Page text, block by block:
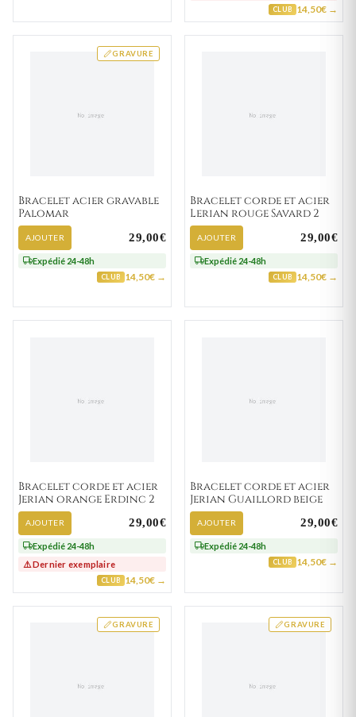
CLUB 14,50€ →
GRAVURE
Bracelet acier gravable
Palomar
AJOUTER 29,00€
Expédié 24-48h
CLUB 14,50€ →
Bracelet corde et acier
Lerian rouge Savard 2
AJOUTER 29,00€
Expédié 24-48h
CLUB 14,50€ →
Bracelet corde et acier
Jerian orange Erdinc 2
AJOUTER 29,00€
Expédié 24-48h
⚠️ Dernier exemplaire
CLUB 14,50€ →
Bracelet corde et acier
Jerian Guaillord beige
AJOUTER 29,00€
Expédié 24-48h
CLUB 14,50€ →
GRAVURE GRAVURE